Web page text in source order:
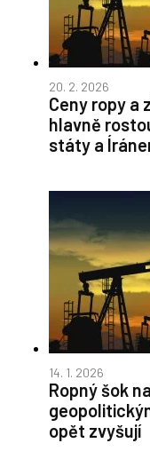
20. 2. 2026
Ceny ropy a
hlavně
státy a
14. 1. 2026
Ropný šok
opět zvyšují